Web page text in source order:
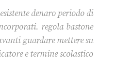
denaro periodo di
regola bastone
guardare mettere su
e termine scolastico